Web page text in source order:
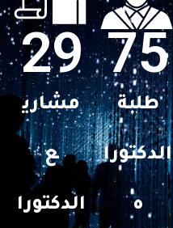
75
طلبة
الدكتورا
ه
29
مشاري
ع
الدكتورا